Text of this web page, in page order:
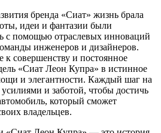
бренда «Сиат» жизнь брала
идеи и фантазии были
с помощью отраслевых инноваций
инженеров и дизайнеров.
к совершенству и постоянное
«Сиат Леон Купра» в истинное
и элегантности. Каждый шаг на
и заботой, чтобы достичь
который сможет
владельцев.